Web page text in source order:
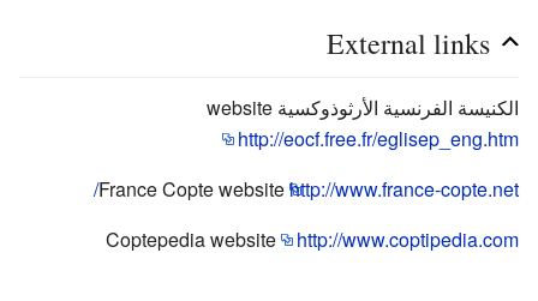
External links
الكنيسة الفرنسية الأرثوذوكسية website
http://eocf.free.fr/eglisep_eng.htm
France Copte websitehttp://www.france-copte.net/
Coptepedia website
http://www.coptipedia.com